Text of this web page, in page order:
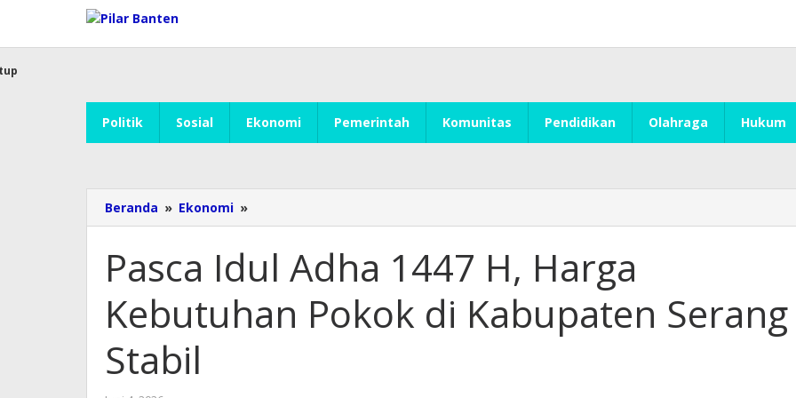
konten
Politik Sosial Ekonomi Pemerintah Komunitas Pendidikan Olahraga Hukum
Beranda » Ekonomi »
Idul
1447
H,
Kebutuhan
Pasca Idul Adha 1447 H, Harga
Kebutuhan Pokok di Kabupaten Serang
Stabil